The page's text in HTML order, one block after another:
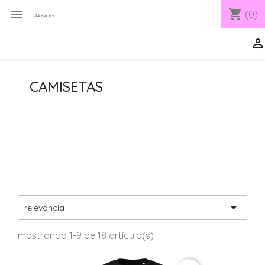
 shopping_cart (0)

CAMISETAS
relevancia 
mostrando 1-9 de 18 artículo(s)